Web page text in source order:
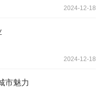
2024-12-18
2024-12-18
市魅力